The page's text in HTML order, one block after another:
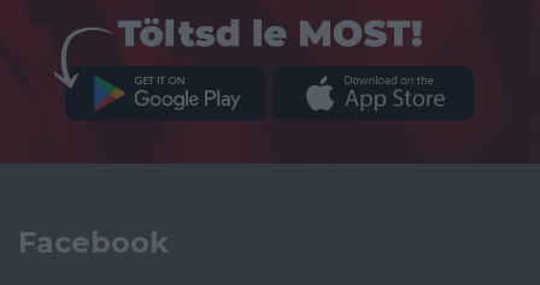
Facebook